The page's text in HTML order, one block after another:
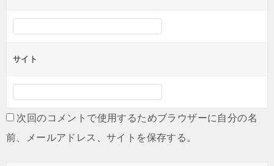
サイト
次回のコメントで使用するためブラウザーに自分の名
前、メールアドレス、サイトを保存する。